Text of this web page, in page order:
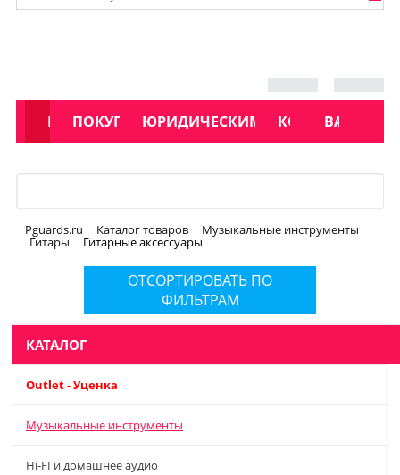
АКЦИИ
КАТАЛОГ
ПОКУПАТЕЛЯМЮРИДИЧЕСКИМ ЛИЦАМКОНТАКТЫ
УСЛУГИ
Pguards.ru Каталог товаров Музыкальные инструменты
Гитары Гитарные аксессуары
ОТСОРТИРОВАТЬ ПО
ФИЛЬТРАМ
КАТАЛОГ
Outlet - Уценка
Музыкальные инструменты
Hi-FI и домашнее аудио